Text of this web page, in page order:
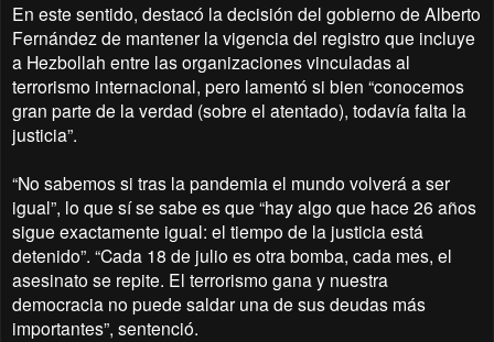
En este sentido, destacó la decisión del gobierno de Alberto
Fernández de mantener la vigencia del registro que incluye
a Hezbollah entre las organizaciones vinculadas al
terrorismo internacional, pero lamentó si bien “conocemos
gran parte de la verdad (sobre el atentado), todavía falta la
justicia”.
“No sabemos si tras la pandemia el mundo volverá a ser
igual”, lo que sí se sabe es que “hay algo que hace 26 años
sigue exactamente igual: el tiempo de la justicia está
detenido”. “Cada 18 de julio es otra bomba, cada mes, el
asesinato se repite. El terrorismo gana y nuestra
democracia no puede saldar una de sus deudas más
importantes”, sentenció.